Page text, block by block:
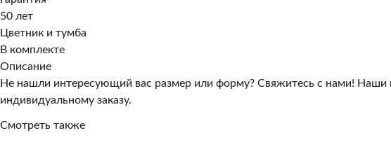
50 лет
Цветник и тумба
В комплекте
Описание
Не нашли интересующий вас размер или форму? Свяжитесь с нами!
индивидуальному заказу.
Смотреть также